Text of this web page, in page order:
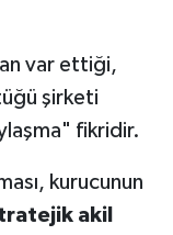
var ettiği,
şirketi
fikridir.
kurucunun
akil